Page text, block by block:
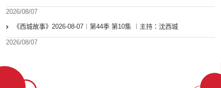
2026/08/07
《西城故事》2026-08-07︱第44季 第10集 ︱主持：沈西城
2026/08/07